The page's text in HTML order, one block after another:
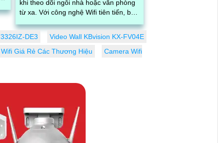
khi theo dõi ngôi nhà hoặc văn phòng
từ xa. Với công nghệ Wifi tiên tiến, bạn
xa thông qua ứng dụng di động chỉ
bằng vài thao tác đơn giản
DE3
Video Wall KBvision KX-FV04E
Giá Rẻ Các Thương Hiệu
Camera Wifi